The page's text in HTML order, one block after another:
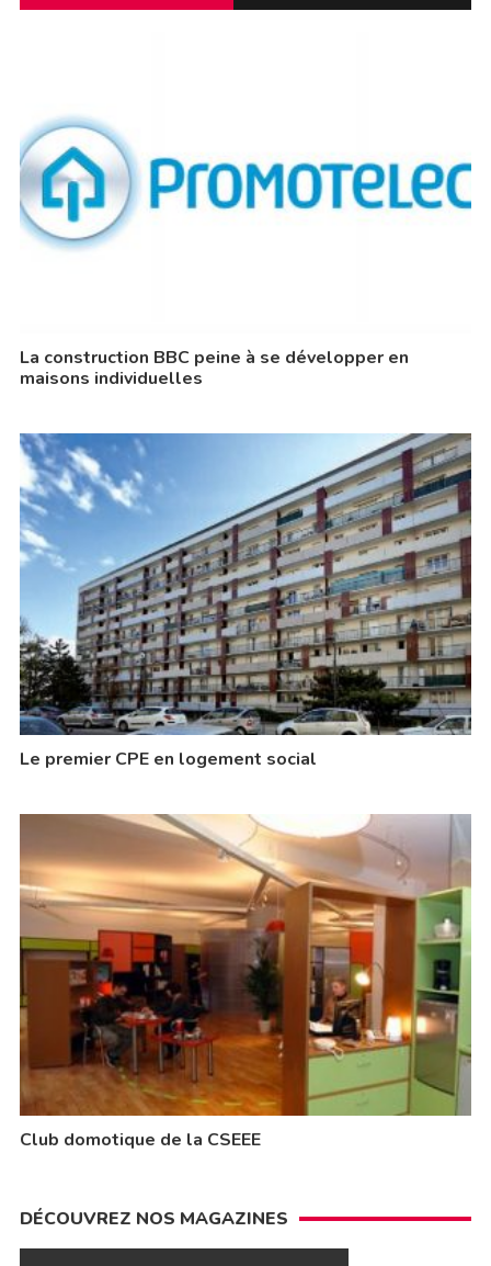
La construction BBC peine à se développer en
maisons individuelles
Le premier CPE en logement social
Club domotique de la CSEEE
DÉCOUVREZ NOS MAGAZINES